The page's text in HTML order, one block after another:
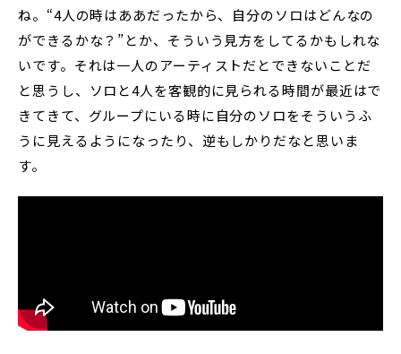
ね。“4人の時はああだったから、自分のソロはどんなの
ができるかな？”とか、そういう見方をしてるかもしれな
いです。それは一人のアーティストだとできないことだ
と思うし、ソロと4人を客観的に見られる時間が最近はで
きてきて、グループにいる時に自分のソロをそういうふ
うに見えるようになったり、逆もしかりだなと思いま
す。